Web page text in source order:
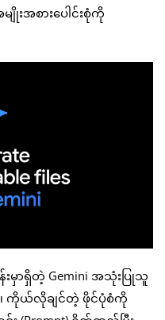
ျိုးအစားပေါင်းစုံကို
မှာရှိတဲ့ Gemini အသုံးပြုသူ
။ ကိုယ်လိုချင်တဲ့ ဖိုင်ပုံစံကို